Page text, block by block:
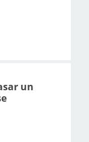
un